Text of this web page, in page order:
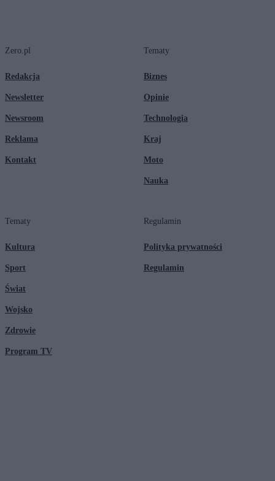
Zero.pl
Redakcja
Newsletter
Newsroom
Reklama
Kontakt
Tematy
Biznes
Opinie
Technologia
Kraj
Moto
Nauka
Tematy
Kultura
Sport
Świat
Wojsko
Zdrowie
Program TV
Regulamin
Polityka prywatności
Regulamin